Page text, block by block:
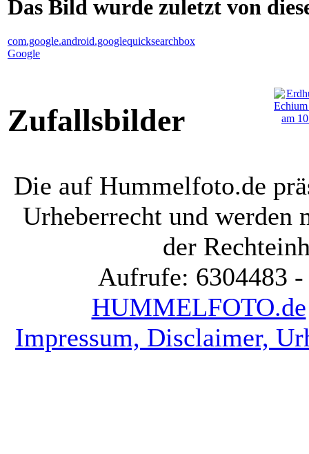
Das Bild wurde zuletzt von
com.google.android.googlequicksearchbox
Google
Zufallsbilder
Die auf Hummelfoto.de
Urheberrecht und werden
der
Aufrufe: 6304483
HUMMELFOTO.de
Impressum, Disclaimer,